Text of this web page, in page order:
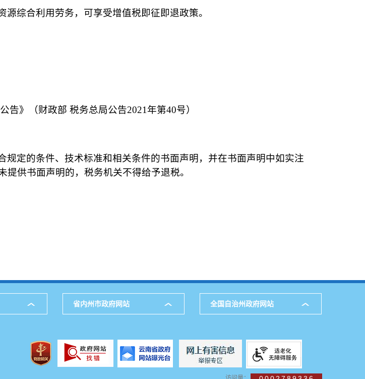
综合利用劳务，可享受增值税即征即退政策。
告》（财政部 税务总局公告2021年第40号）
定的条件、技术标准和相关条件的书面声明，并在书面声明中如实注
供书面声明的，税务机关不得给予退税。
省内州市政府网站 全国自治州政府网站